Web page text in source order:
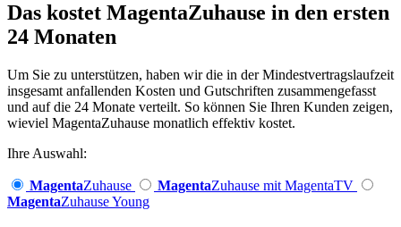
Das kostet MagentaZuhause in den ersten
24 Monaten
Um Sie zu unterstützen, haben wir die in der Mindestvertragslaufzeit
insgesamt anfallenden Kosten und Gutschriften zusammengefasst
und auf die 24 Monate verteilt. So können Sie Ihren Kunden zeigen,
wieviel MagentaZuhause monatlich effektiv kostet.
Ihre Auswahl:
MagentaZuhause MagentaZuhause mit MagentaTV
MagentaZuhause Young